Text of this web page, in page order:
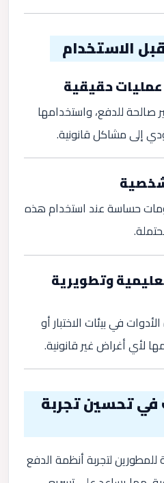
الاستخدام
حقيقية
صالحة للدفع، واستخدامها
إلى مشاكل قانونية.
شخصية
حساسة عند استخدام هذه
وتطويرية
في بيئات الاختبار أو
لأي أغراض غير قانونية.
في تحسين تجربة
للمطورين لتجربة أنظمة الدفع